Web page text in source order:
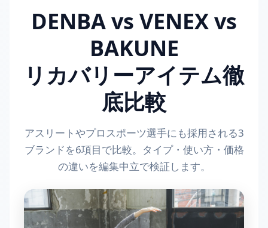
DENBA vs VENEX vs
BAKUNE
リカバリーアイテム徹
底比較
アスリートやプロスポーツ選手にも採用される3
ブランドを6項目で比較。タイプ・使い方・価格
の違いを編集中立で検証します。